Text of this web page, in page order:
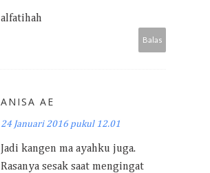
alfatihah
Balas
ANISA AE
24 Januari 2016 pukul 12.01
Jadi kangen ma ayahku juga.
Rasanya sesak saat mengingat